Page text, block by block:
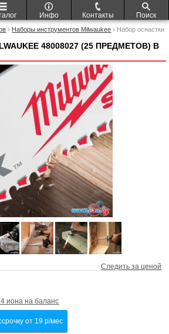
Инфо Контакты Поиск
› Наборы инструментов Milwaukee › Набор оснастки
48008027 (25 ПРЕДМЕТОВ) В
Следить за ценой
иона на баланс
от 19 р/мес